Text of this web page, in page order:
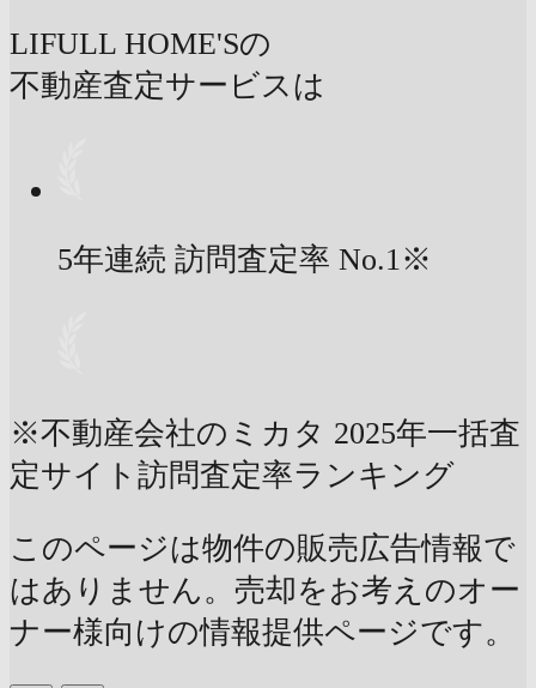
LIFULL HOME'Sの
不動産査定サービスは
5年連続 訪問査定率 No.1※
※不動産会社のミカタ 2025年一括査
定サイト訪問査定率ランキング
このページは物件の販売広告情報で
はありません。売却をお考えのオー
ナー様向けの情報提供ページです。